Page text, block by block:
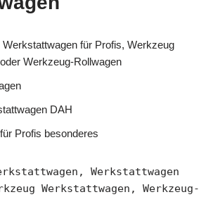
für Profis, Werkzeug
Werkzeug-Rollwagen
DAH
Profis besonderes
Werkstattwagen
Werkstattwagen, Werkzeug-